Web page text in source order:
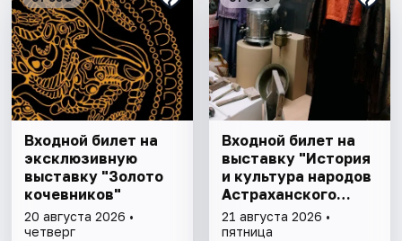
Входной билет на
эксклюзивную
выставку "Золото
кочевников"
20 августа 2026 •
четверг
Входной билет на
выставку "История
и культура народов
Астраханского
края"
21 августа 2026 •
пятница